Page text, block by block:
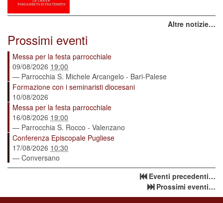
Altre notizie…
Prossimi eventi
Messa per la festa parrocchiale
09/08/2026 19:00
— Parrocchia S. Michele Arcangelo - Bari-Palese
Formazione con i seminaristi diocesani
10/08/2026
Messa per la festa parrocchiale
16/08/2026 19:00
— Parrocchia S. Rocco - Valenzano
Conferenza Episcopale Pugliese
17/08/2026 10:30
— Conversano
Eventi precedenti…
Prossimi eventi…